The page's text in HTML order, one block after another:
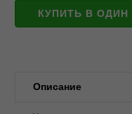
КУПИТЬ В ОДИН
Описание